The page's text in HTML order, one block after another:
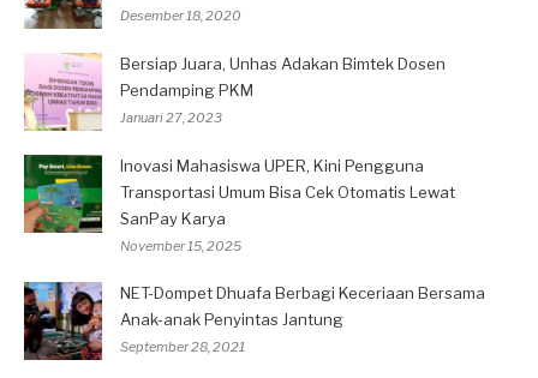
Desember 18, 2020
Bersiap Juara, Unhas Adakan Bimtek Dosen
Pendamping PKM
Januari 27, 2023
Inovasi Mahasiswa UPER, Kini Pengguna
Transportasi Umum Bisa Cek Otomatis Lewat
SanPay Karya
November 15, 2025
NET-Dompet Dhuafa Berbagi Keceriaan Bersama
Anak-anak Penyintas Jantung
September 28, 2021